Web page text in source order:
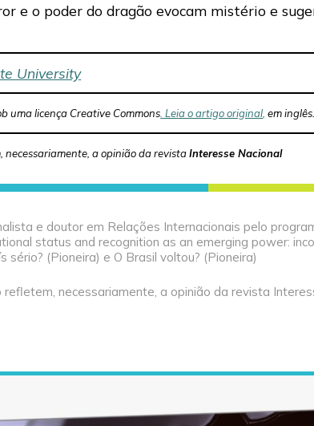
e o poder do dragão evocam mistério e
University
uma licença Creative Commons Leia o artigo original em inglês.
necessariamente, a opinião da revistaInteresse Nacional
e doutor em Relações Internacionais pelo
status and recognition as an emerging power:
(Pioneira) e O Brasil voltou? (Pioneira)
necessariamente, a opinião da revista